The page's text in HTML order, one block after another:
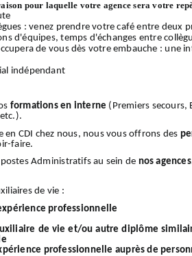
pour laquelle votre agence sera votre
: venez prendre votre café entre deux
d'équipes, temps d'échanges entre
de vous dès votre embauche : une
indépendant
formations en interne (Premiers secours,
CDI chez nous, nous vous offrons des
faire.
Administratifs au sein de nosagences
de vie :
professionnelle
de vie et/ou autre diplôme
professionnelle auprès de